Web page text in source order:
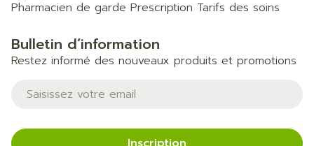
Pharmacien de garde Prescription Tarifs des soins
Bulletin d’information
Restez informé des nouveaux produits et promotions
Adresse mail